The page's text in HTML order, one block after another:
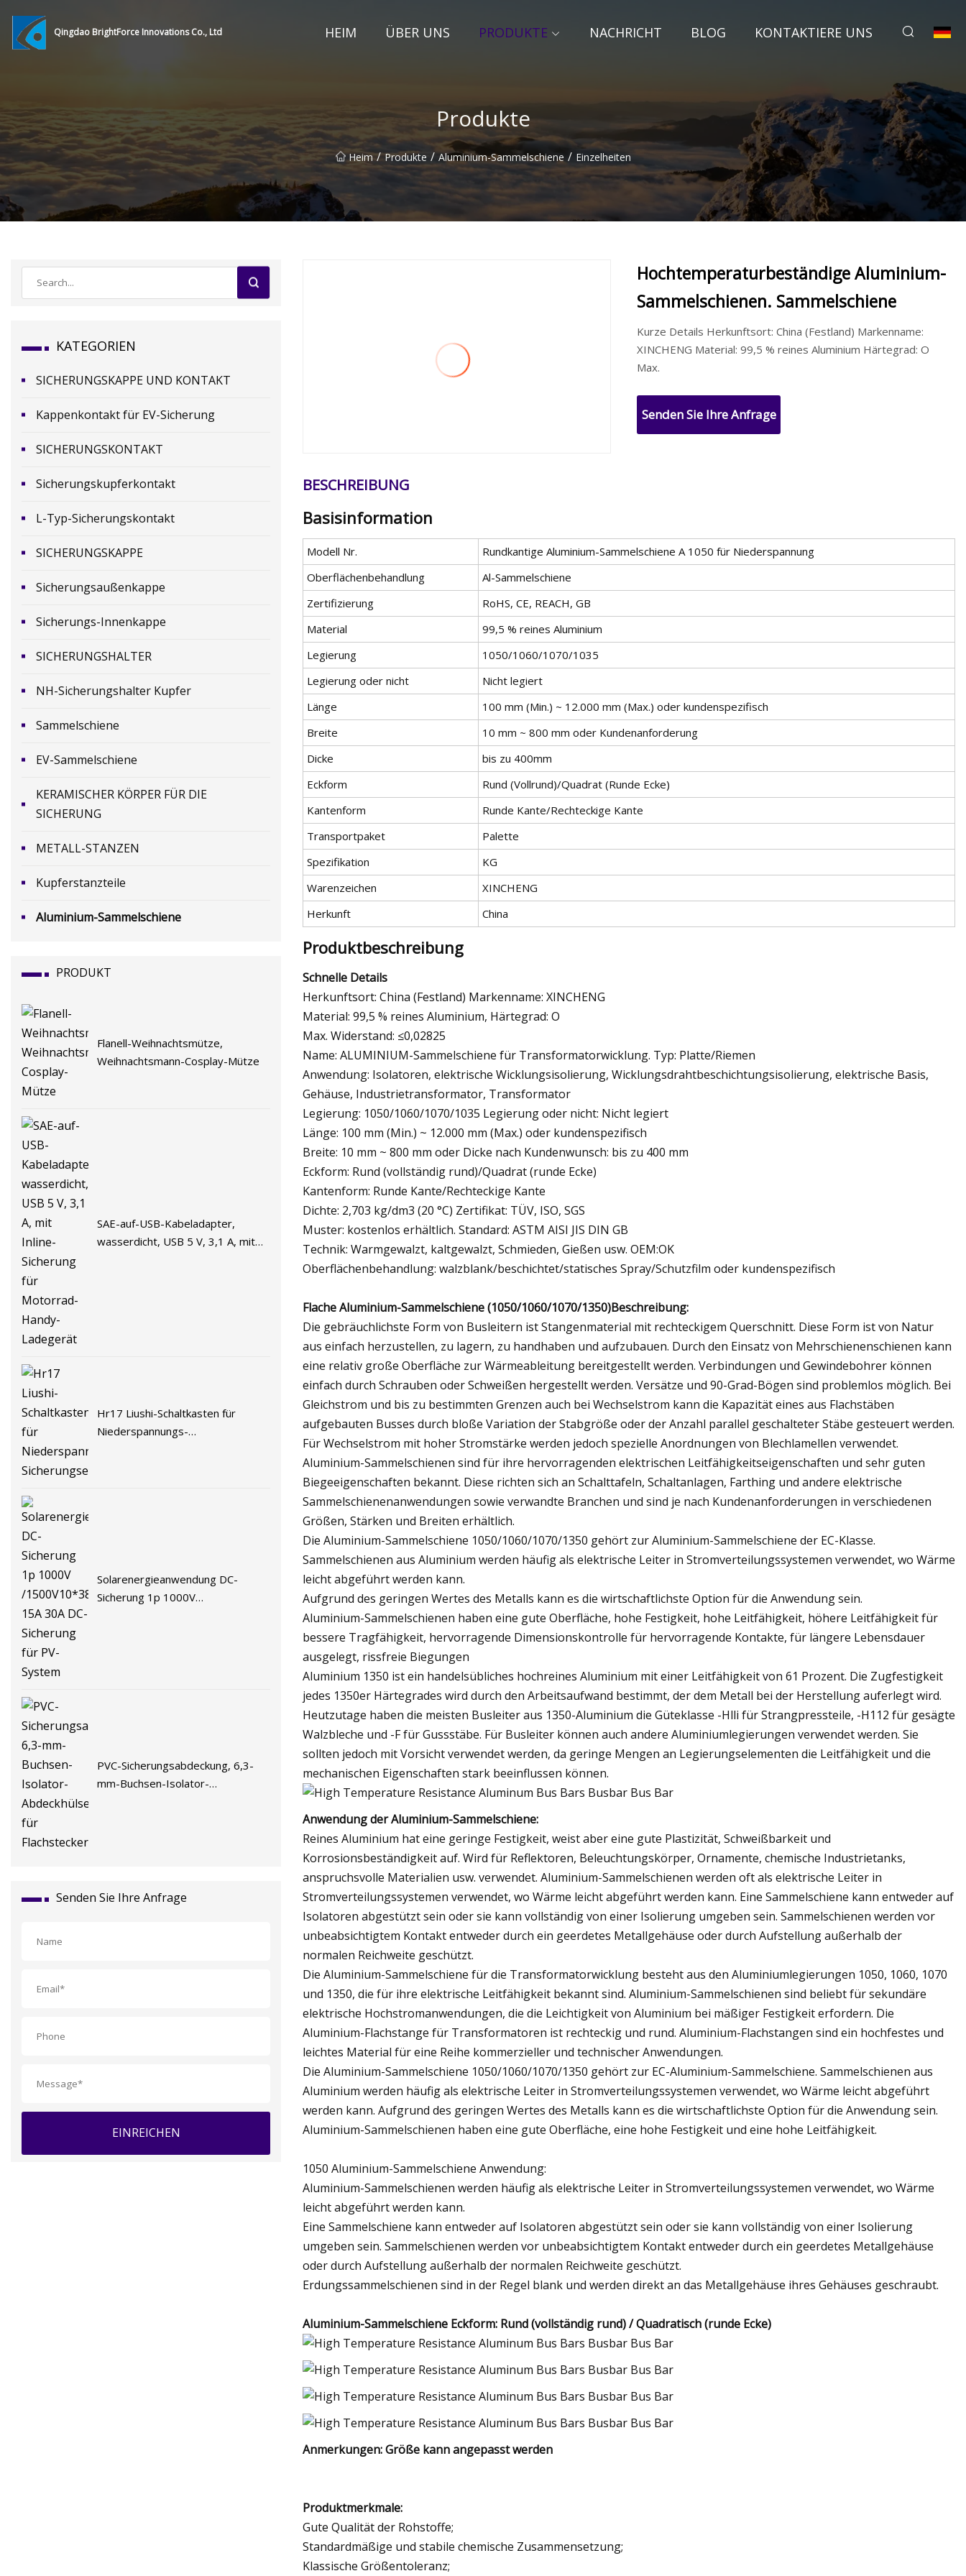
Qingdao BrightForce Innovations Co., Ltd HEIM ÜBER UNS PRODUKTE NACHRICHT BLOG KONTAKTIERE UNS
Produkte
Heim / Produkte / Aluminium-Sammelschiene / Einzelheiten
KATEGORIEN
SICHERUNGSKAPPE UND KONTAKT
Kappenkontakt für EV-Sicherung
SICHERUNGSKONTAKT
Sicherungskupferkontakt
L-Typ-Sicherungskontakt
SICHERUNGSKAPPE
Sicherungsaußenkappe
Sicherungs-Innenkappe
SICHERUNGSHALTER
NH-Sicherungshalter Kupfer
Sammelschiene
EV-Sammelschiene
KERAMISCHER KÖRPER FÜR DIE
SICHERUNG
METALL-STANZEN
Kupferstanzteile
Aluminium-Sammelschiene
PRODUKT
Flanell-Weihnachtsmütze,
Weihnachtsmann-Cosplay-Mütze
SAE-auf-USB-Kabeladapter,
wasserdicht, USB 5 V, 3,1 A, mit
Hr17 Liushi-Schaltkasten für
Niederspannungs-
Solarenergieanwendung DC-
Sicherung 1p 1000V
PVC-Sicherungsabdeckung, 6,3-
mm-Buchsen-Isolator-
Senden Sie Ihre Anfrage
EINREICHEN
Hochtemperaturbeständige Aluminium-
Sammelschienen. Sammelschiene
Kurze Details Herkunftsort: China (Festland) Markenname:
XINCHENG Material: 99,5 % reines Aluminium Härtegrad: O
Max.
Senden Sie Ihre Anfrage
BESCHREIBUNG
Basisinformation
Modell Nr.
Rundkantige Aluminium-Sammelschiene A 1050 für Niederspannung
Oberflächenbehandlung
Al-Sammelschiene
Zertifizierung
RoHS, CE, REACH, GB
Material
99,5 % reines Aluminium
Legierung
1050/1060/1070/1035
Legierung oder nicht
Nicht legiert
Länge
100 mm (Min.) ~ 12.000 mm (Max.) oder kundenspezifisch
Breite
10 mm ~ 800 mm oder Kundenanforderung
Dicke
bis zu 400mm
Eckform
Rund (Vollrund)/Quadrat (Runde Ecke)
Kantenform
Runde Kante/Rechteckige Kante
Transportpaket
Palette
Spezifikation
KG
Warenzeichen
XINCHENG
Herkunft
China
Produktbeschreibung
Schnelle Details
Herkunftsort: China (Festland) Markenname: XINCHENG
Material: 99,5 % reines Aluminium, Härtegrad: O
Max. Widerstand: ≤0,02825
Name: ALUMINIUM-Sammelschiene für Transformatorwicklung. Typ: Platte/Riemen
Anwendung: Isolatoren, elektrische Wicklungsisolierung, Wicklungsdrahtbeschichtungsisolierung, elektrische Basis,
Gehäuse, Industrietransformator, Transformator
Legierung: 1050/1060/1070/1035 Legierung oder nicht: Nicht legiert
Länge: 100 mm (Min.) ~ 12.000 mm (Max.) oder kundenspezifisch
Breite: 10 mm ~ 800 mm oder Dicke nach Kundenwunsch: bis zu 400 mm
Eckform: Rund (vollständig rund)/Quadrat (runde Ecke)
Kantenform: Runde Kante/Rechteckige Kante
Dichte: 2,703 kg/dm3 (20 °C) Zertifikat: TÜV, ISO, SGS
Muster: kostenlos erhältlich. Standard: ASTM AISI JIS DIN GB
Technik: Warmgewalzt, kaltgewalzt, Schmieden, Gießen usw. OEM:OK
Oberflächenbehandlung: walzblank/beschichtet/statisches Spray/Schutzfilm oder kundenspezifisch
Flache Aluminium-Sammelschiene (1050/1060/1070/1350)Beschreibung:
Die gebräuchlichste Form von Busleitern ist Stangenmaterial mit rechteckigem Querschnitt. Diese Form ist von Natur
aus einfach herzustellen, zu lagern, zu handhaben und aufzubauen. Durch den Einsatz von Mehrschienenschienen kann
eine relativ große Oberfläche zur Wärmeableitung bereitgestellt werden. Verbindungen und Gewindebohrer können
einfach durch Schrauben oder Schweißen hergestellt werden. Versätze und 90-Grad-Bögen sind problemlos möglich. Bei
Gleichstrom und bis zu bestimmten Grenzen auch bei Wechselstrom kann die Kapazität eines aus Flachstäben
aufgebauten Busses durch bloße Variation der Stabgröße oder der Anzahl parallel geschalteter Stäbe gesteuert werden.
Für Wechselstrom mit hoher Stromstärke werden jedoch spezielle Anordnungen von Blechlamellen verwendet.
Aluminium-Sammelschienen sind für ihre hervorragenden elektrischen Leitfähigkeitseigenschaften und sehr guten
Biegeeigenschaften bekannt. Diese richten sich an Schalttafeln, Schaltanlagen, Farthing und andere elektrische
Sammelschienenanwendungen sowie verwandte Branchen und sind je nach Kundenanforderungen in verschiedenen
Größen, Stärken und Breiten erhältlich.
Die Aluminium-Sammelschiene 1050/1060/1070/1350 gehört zur Aluminium-Sammelschiene der EC-Klasse.
Sammelschienen aus Aluminium werden häufig als elektrische Leiter in Stromverteilungssystemen verwendet, wo Wärme
leicht abgeführt werden kann.
Aufgrund des geringen Wertes des Metalls kann es die wirtschaftlichste Option für die Anwendung sein.
Aluminium-Sammelschienen haben eine gute Oberfläche, hohe Festigkeit, hohe Leitfähigkeit, höhere Leitfähigkeit für
bessere Tragfähigkeit, hervorragende Dimensionskontrolle für hervorragende Kontakte, für längere Lebensdauer
ausgelegt, rissfreie Biegungen
Aluminium 1350 ist ein handelsübliches hochreines Aluminium mit einer Leitfähigkeit von 61 Prozent. Die Zugfestigkeit
jedes 1350er Härtegrades wird durch den Arbeitsaufwand bestimmt, der dem Metall bei der Herstellung auferlegt wird.
Heutzutage haben die meisten Busleiter aus 1350-Aluminium die Güteklasse -Hlli für Strangpressteile, -H112 für gesägte
Walzbleche und -F für Gussstäbe. Für Busleiter können auch andere Aluminiumlegierungen verwendet werden. Sie
sollten jedoch mit Vorsicht verwendet werden, da geringe Mengen an Legierungselementen die Leitfähigkeit und die
mechanischen Eigenschaften stark beeinflussen können.
Anwendung der Aluminium-Sammelschiene:
Reines Aluminium hat eine geringe Festigkeit, weist aber eine gute Plastizität, Schweißbarkeit und
Korrosionsbeständigkeit auf. Wird für Reflektoren, Beleuchtungskörper, Ornamente, chemische Industrietanks,
anspruchsvolle Materialien usw. verwendet. Aluminium-Sammelschienen werden oft als elektrische Leiter in
Stromverteilungssystemen verwendet, wo Wärme leicht abgeführt werden kann. Eine Sammelschiene kann entweder auf
Isolatoren abgestützt sein oder sie kann vollständig von einer Isolierung umgeben sein. Sammelschienen werden vor
unbeabsichtigtem Kontakt entweder durch ein geerdetes Metallgehäuse oder durch Aufstellung außerhalb der
normalen Reichweite geschützt.
Die Aluminium-Sammelschiene für die Transformatorwicklung besteht aus den Aluminiumlegierungen 1050, 1060, 1070
und 1350, die für ihre elektrische Leitfähigkeit bekannt sind. Aluminium-Sammelschienen sind beliebt für sekundäre
elektrische Hochstromanwendungen, die die Leichtigkeit von Aluminium bei mäßiger Festigkeit erfordern. Die
Aluminium-Flachstange für Transformatoren ist rechteckig und rund. Aluminium-Flachstangen sind ein hochfestes und
leichtes Material für eine Reihe kommerzieller und technischer Anwendungen.
Die Aluminium-Sammelschiene 1050/1060/1070/1350 gehört zur EC-Aluminium-Sammelschiene. Sammelschienen aus
Aluminium werden häufig als elektrische Leiter in Stromverteilungssystemen verwendet, wo Wärme leicht abgeführt
werden kann. Aufgrund des geringen Wertes des Metalls kann es die wirtschaftlichste Option für die Anwendung sein.
Aluminium-Sammelschienen haben eine gute Oberfläche, eine hohe Festigkeit und eine hohe Leitfähigkeit.
1050 Aluminium-Sammelschiene Anwendung:
Aluminium-Sammelschienen werden häufig als elektrische Leiter in Stromverteilungssystemen verwendet, wo Wärme
leicht abgeführt werden kann.
Eine Sammelschiene kann entweder auf Isolatoren abgestützt sein oder sie kann vollständig von einer Isolierung
umgeben sein. Sammelschienen werden vor unbeabsichtigtem Kontakt entweder durch ein geerdetes Metallgehäuse
oder durch Aufstellung außerhalb der normalen Reichweite geschützt.
Erdungssammelschienen sind in der Regel blank und werden direkt an das Metallgehäuse ihres Gehäuses geschraubt.
Aluminium-Sammelschiene Eckform: Rund (vollständig rund) / Quadratisch (runde Ecke)
Anmerkungen: Größe kann angepasst werden
Produktmerkmale:
Gute Qualität der Rohstoffe;
Standardmäßige und stabile chemische Zusammensetzung;
Klassische Größentoleranz;